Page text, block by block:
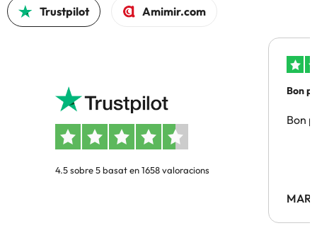
Trustpilot Amimir.com
4.5 sobre 5 basat en 1658 valoracions
Bon
Bon